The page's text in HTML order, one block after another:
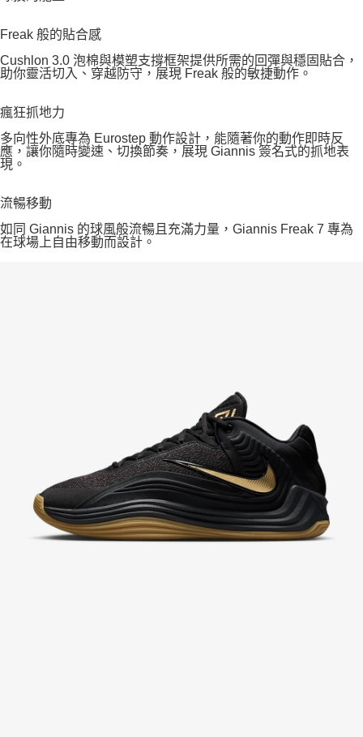
Freak 般的貼合感
Cushlon 3.0 泡棉與模塑支撐框架提供所需的回彈與穩固貼合，
助你靈活切入、穿越防守，展現 Freak 般的敏捷動作。
瘋狂抓地力
多向性外底專為 Eurostep 動作設計，能隨著你的動作即時反
應，讓你隨時變速、切換節奏，展現 Giannis 簽名式的抓地表
現。
流暢移動
如同 Giannis 的球風般流暢且充滿力量，Giannis Freak 7 專為
在球場上自由移動而設計。